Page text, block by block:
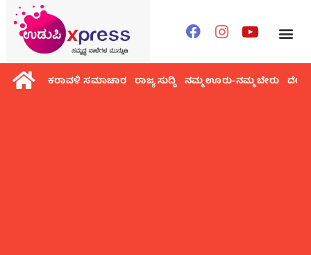
ಕರಾವಳಿ ಸಮಾಚಾರ ರಾಜ್ಯ ಸುದ್ದಿ ನಮ್ಮ ಊರು-ನಮ್ಮ ಬೇರು ದೇಶ